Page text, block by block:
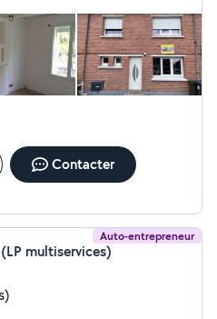
point fort :
décennale
Contacter
Auto-entrepreneur
multiservices)